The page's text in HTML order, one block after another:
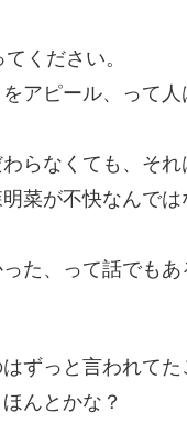
ください。
アピール、って人
らなくても、それ
菜が不快なんでは
た、って話でもあ
ずっと言われて
んとかな？